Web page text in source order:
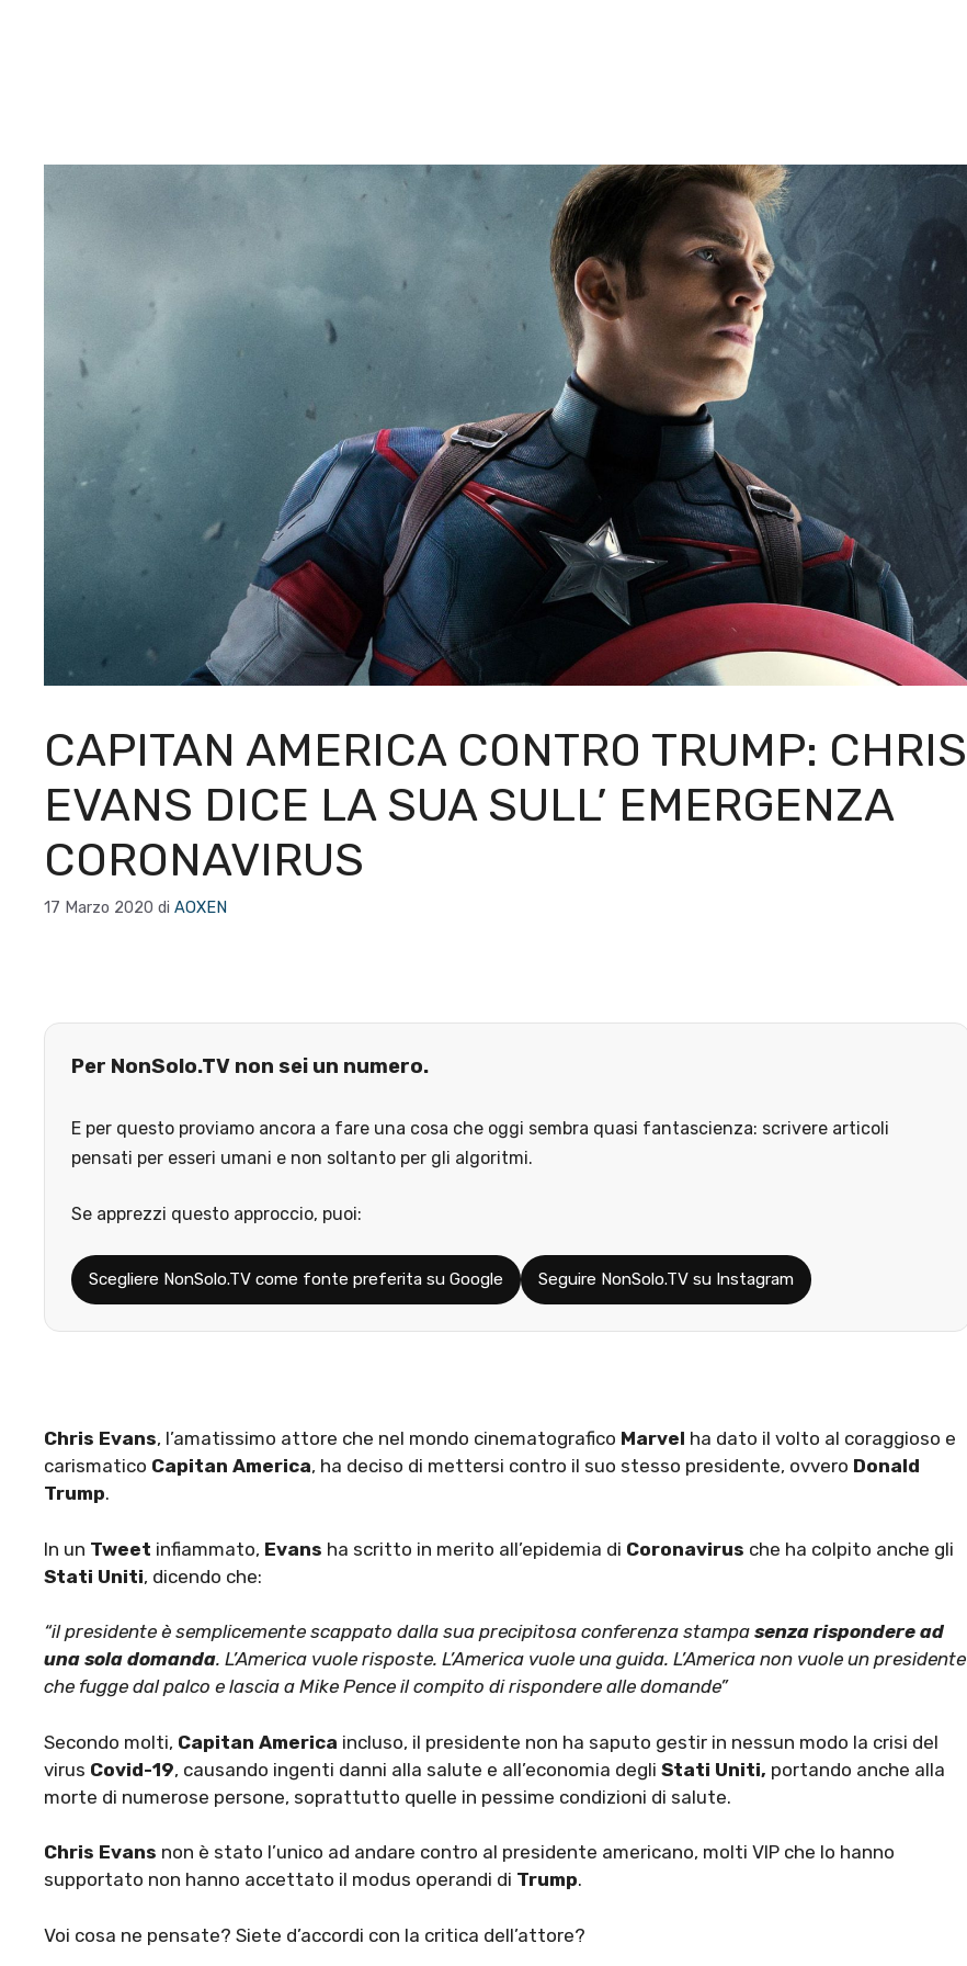
CAPITAN AMERICA CONTRO TRUMP: CHRIS
EVANS DICE LA SUA SULL’ EMERGENZA
CORONAVIRUS
17 Marzo 2020 di AOXEN
Per NonSolo.TV non sei un numero.
E per questo proviamo ancora a fare una cosa che oggi sembra quasi fantascienza: scrivere articoli
pensati per esseri umani e non soltanto per gli algoritmi.
Se apprezzi questo approccio, puoi:
Scegliere NonSolo.TV come fonte preferita su Google Seguire NonSolo.TV su Instagram
Chris Evans, l’amatissimo attore che nel mondo cinematografico Marvel ha dato il volto al coraggioso e
carismatico Capitan America, ha deciso di mettersi contro il suo stesso presidente, ovvero Donald
Trump.
In un Tweet infiammato, Evans ha scritto in merito all’epidemia di Coronavirus che ha colpito anche gli
Stati Uniti, dicendo che:
“ilpresidente è semplicemente scappato dalla sua precipitosa conferenza stampa senza rispondere ad
una sola domanda. L’America vuole risposte. L’America vuole una guida. L’America non vuole un presidente
che fugge dal palco e lascia a Mike Pence il compito di rispondere alle domande”
Secondo molti, Capitan America incluso, il presidente non ha saputo gestir in nessun modo la crisi del
virus Covid-19, causando ingenti danni alla salute e all’economia degli Stati Uniti, portando anche alla
morte di numerose persone, soprattutto quelle in pessime condizioni di salute.
Chris Evans non è stato l’unico ad andare contro al presidente americano, molti VIP che lo hanno
supportato non hanno accettato il modus operandi di Trump.
Voi cosa ne pensate? Siete d’accordi con la critica dell’attore?